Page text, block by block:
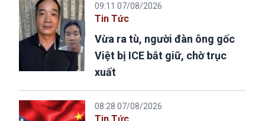
09:11 07/08/2026
Tin Tức
Vừa ra tù, người đàn ông gốc
Việt bị ICE bắt giữ, chờ trục
xuất
08:28 07/08/2026
Tin Tức